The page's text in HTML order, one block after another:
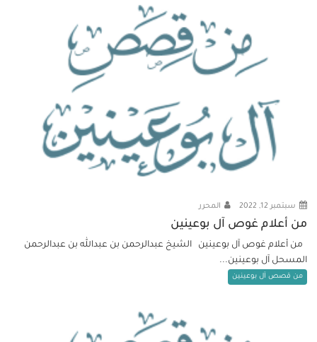
سبتمبر 12, 2022 المحرر
من أعلام غوص آل بوعينين
من أعلام غوص آل بوعينين الشيخ عبدالرحمن بن عبدالله بن عبدالرحمن
المسحل آل بوعينين...
من قصص آل بوعينين